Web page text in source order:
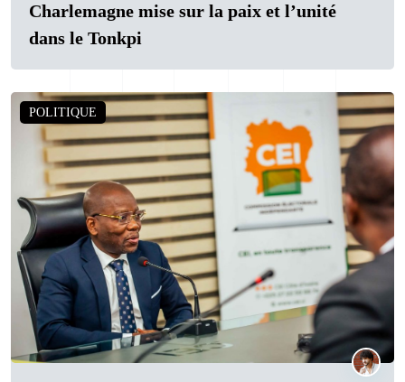
Charlemagne mise sur la paix et l’unité
dans le Tonkpi
POLITIQUE